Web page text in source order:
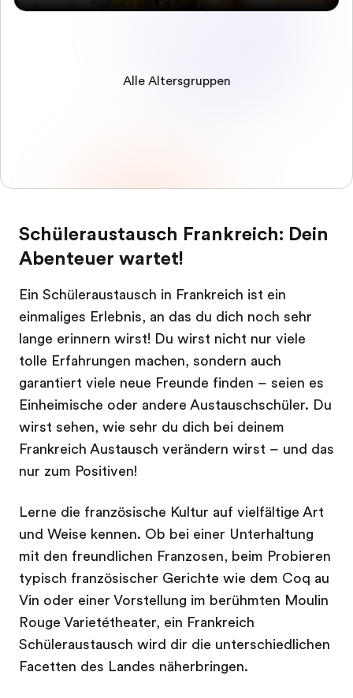
Alle Altersgruppen
Schüleraustausch Frankreich: Dein
Abenteuer wartet!
Ein Schüleraustausch in Frankreich ist ein
einmaliges Erlebnis, an das du dich noch sehr
lange erinnern wirst! Du wirst nicht nur viele
tolle Erfahrungen machen, sondern auch
garantiert viele neue Freunde finden – seien es
Einheimische oder andere Austauschschüler. Du
wirst sehen, wie sehr du dich bei deinem
Frankreich Austausch verändern wirst – und das
nur zum Positiven!
Lerne die französische Kultur auf vielfältige Art
und Weise kennen. Ob bei einer Unterhaltung
mit den freundlichen Franzosen, beim Probieren
typisch französischer Gerichte wie dem Coq au
Vin oder einer Vorstellung im berühmten Moulin
Rouge Varietétheater, ein Frankreich
Schüleraustausch wird dir die unterschiedlichen
Facetten des Landes näherbringen.